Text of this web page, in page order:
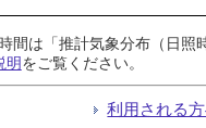
間は「推計気象分布（日
明をご覧ください。
利用される